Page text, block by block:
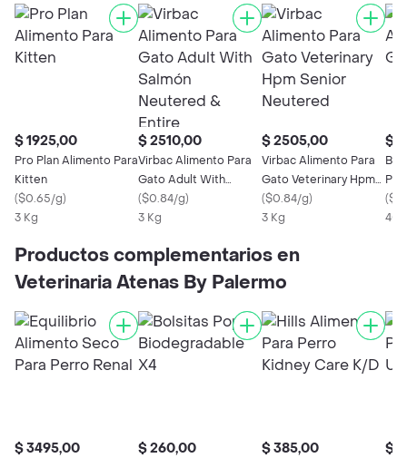
$ 1925,00
Pro Plan Alimento Para
Kitten
($0.65/g)
3 Kg
$ 2510,00
Virbac Alimento Para
Gato Adult With
Salmón Neutered &
Entire
($0.84/g)
3 Kg
$ 2505,00
Virbac Alimento Para
Gato Veterinary Hpm
Senior Neutered
($0.84/g)
3 Kg
$
(
Productos complementarios en
Veterinaria Atenas By Palermo
$ 3495,00 $ 260,00 $ 385,00 $